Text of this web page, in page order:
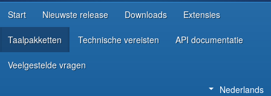
ONTWIKKELAARSBRONNEN
Start Nieuwste release Downloads Extensies
Taalpakketten Technische vereisten API documentatie
Veelgestelde vragen
Nederlands